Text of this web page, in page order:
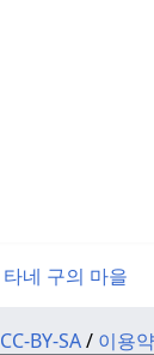
타네 구의 마을
CC-BY-SA/ 이용